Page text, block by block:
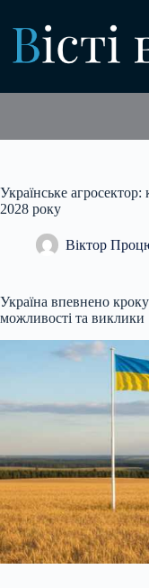
вмісту
Українське агросектор:
2028 року
Віктор
Україна впевнено
можливості та виклики